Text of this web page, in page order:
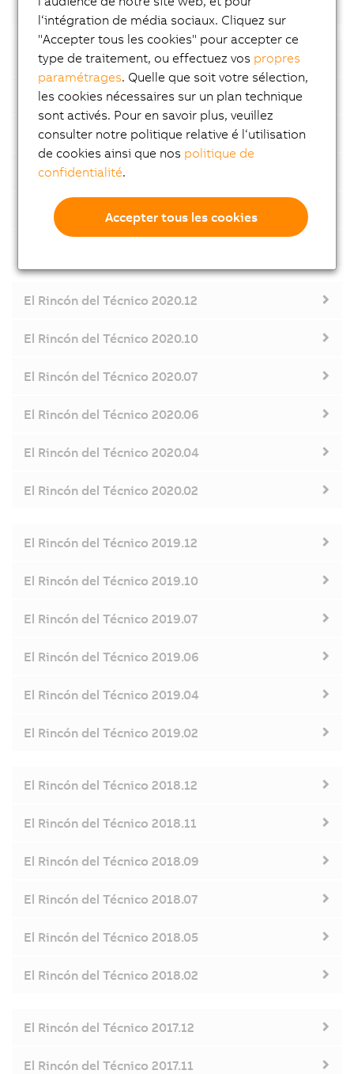
El Rincón del Técnico 2022.02
El Rincón del Técnico 2021.12
El Rincón del Técnico 2021.10
El Rincón del Técnico 2021.07
El Rincón del Técnico 2021.06
El Rincón del Técnico 2021.04
El Rincón del Técnico 2020.12
El Rincón del Técnico 2020.10
El Rincón del Técnico 2020.07
El Rincón del Técnico 2020.06
El Rincón del Técnico 2020.04
El Rincón del Técnico 2020.02
El Rincón del Técnico 2019.12
El Rincón del Técnico 2019.10
El Rincón del Técnico 2019.07
El Rincón del Técnico 2019.06
El Rincón del Técnico 2019.04
El Rincón del Técnico 2019.02
El Rincón del Técnico 2018.12
El Rincón del Técnico 2018.11
El Rincón del Técnico 2018.09
El Rincón del Técnico 2018.07
El Rincón del Técnico 2018.05
El Rincón del Técnico 2018.02
El Rincón del Técnico 2017.12
El Rincón del Técnico 2017.11
l‘intégration de média sociaux. Cliquez sur
"Accepter tous les cookies" pour accepter ce
type de traitement, ou effectuez vos propres
paramétrages. Quelle que soit votre sélection,
les cookies nécessaires sur un plan technique
sont activés. Pour en savoir plus, veuillez
consulter notre politique relative é l‘utilisation
de cookies ainsi que nos politique de
confidentialité.
Accepter tous les cookies